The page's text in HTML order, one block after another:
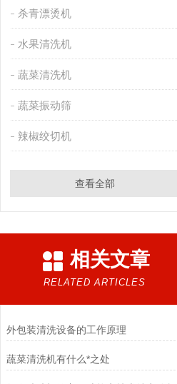
杀青漂烫机
水果清洗机
蔬菜清洗机
蔬菜振动筛
辣椒绞切机
查看全部
相关文章
RELATED ARTICLES
外包装清洗设备的工作原理
蔬菜清洗机有什么*之处